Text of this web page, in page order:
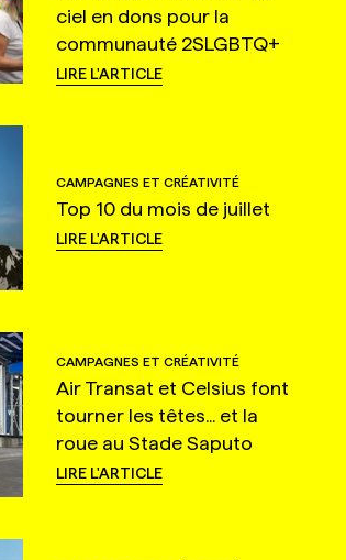
ciel en dons pour la
communauté 2SLGBTQ+
LIRE L'ARTICLE
CAMPAGNES ET CRÉATIVITÉ
Top 10 du mois de juillet
LIRE L'ARTICLE
CAMPAGNES ET CRÉATIVITÉ
Air Transat et Celsius font
tourner les têtes... et la
roue au Stade Saputo
LIRE L'ARTICLE